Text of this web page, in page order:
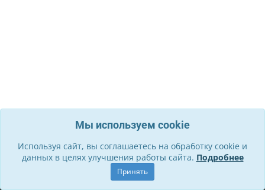
Мы используем cookie
Используя сайт, вы соглашаетесь на обработку cookie и
данных в целях улучшения работы сайта. Подробнее
Принять